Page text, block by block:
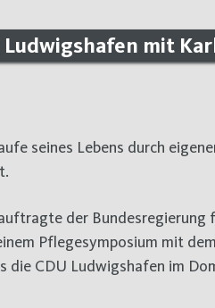
mit
der Bundesregierung
Pflegesymposium mit
CDU Ludwigshafen im